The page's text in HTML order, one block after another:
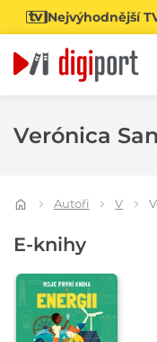
Nejvýhodnější
Verónica
Autoři V
E-knihy